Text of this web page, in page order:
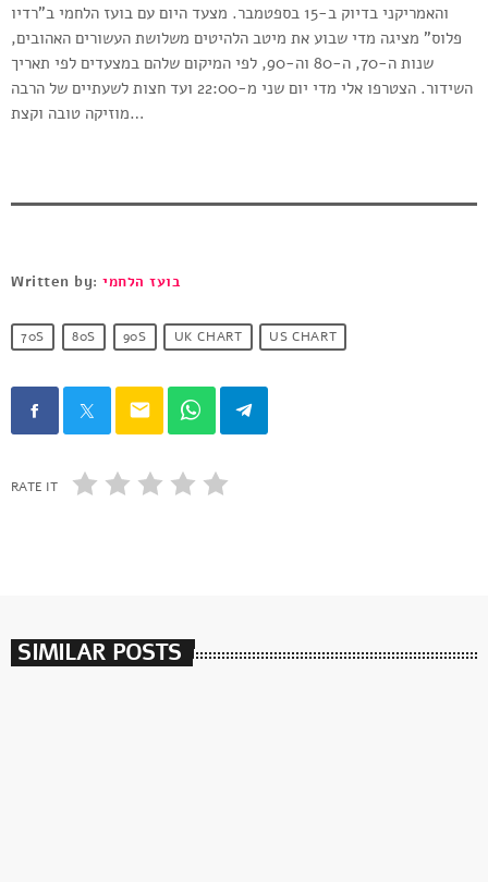
והאמריקני בדיוק ב-15 בספטמבר. מצעד היום עם בועז הלחמי ב”רדיו
פלוס” מציגה מדי שבוע את מיטב הלהיטים משלושת העשורים האהובים,
שנות ה-70, ה-80 וה-90, לפי המיקום שלהם במצעדים לפי תאריך
השידור. הצטרפו אלי מדי יום שני מ-22:00 ועד חצות לשעתיים של הרבה
מוזיקה טובה וקצת…
Written by:בועז הלחמי
70S 80S 90S UK CHART US CHART
email
RATE IT
SIMILAR POSTS